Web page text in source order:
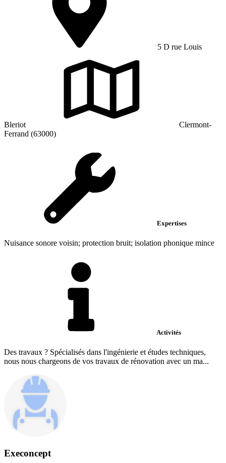
5 D rue Louis
Bleriot
Clermont-
Ferrand (63000)
Expertises
Nuisance sonore voisin; protection bruit; isolation phonique mince
Activités
Des travaux ? Spécialisés dans l'ingénierie et études techniques,
nous nous chargeons de vos travaux de rénovation avec un ma...
Execoncept